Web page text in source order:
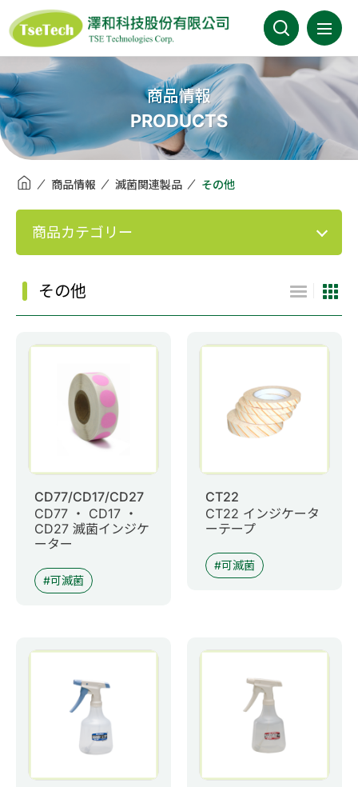
澤和科技有限公司
会社案内
最新情報
事業分野
取扱メーカー
FAQ
商品問合せ
マイページ
商品情報
PRODUCTS
商品情報 滅菌関連製品 その他
商品カテゴリー
その他
CD77/CD17/CD27
CD77 ・ CD17 ・
CD27 滅菌インジケ
ーター
可滅菌
CT22
CT22 インジケータ
ーテープ
可滅菌